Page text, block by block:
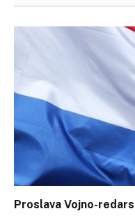
Proslava Vojno-